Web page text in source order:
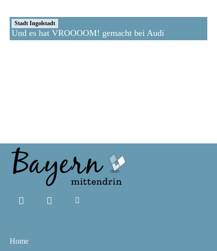
Stadt Ingolstadt
Und es hat VROOOOM! gemacht bei Audi
Home